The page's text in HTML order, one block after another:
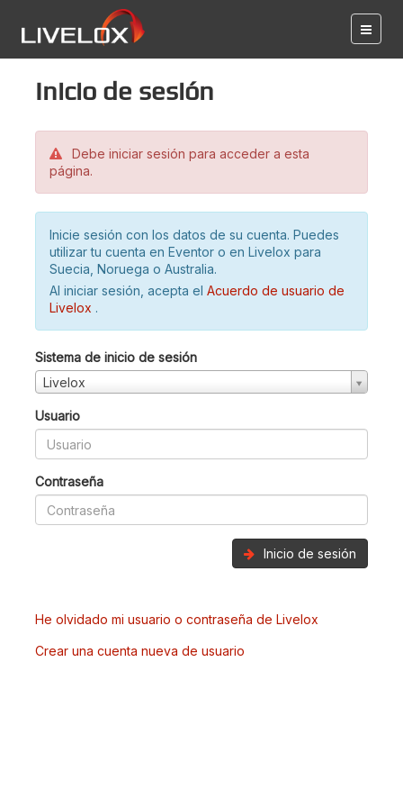
Inicio de sesión
Debe iniciar sesión para acceder a esta
página.
Inicie sesión con los datos de su cuenta. Puedes
utilizar tu cuenta en Eventor o en Livelox para
Suecia, Noruega o Australia.
Al iniciar sesión, acepta el Acuerdo de usuario de
Livelox .
Sistema de inicio de sesión
Livelox
Usuario
Contraseña
Inicio de sesión
He olvidado mi usuario o contraseña de Livelox
Crear una cuenta nueva de usuario